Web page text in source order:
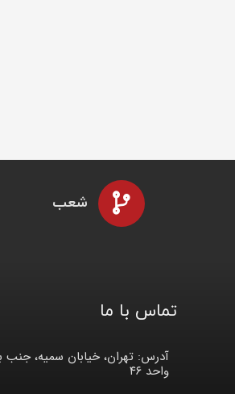
شعب
تماس با ما
آدرس: تهران، خیابان سمیه، جنب
واحد ۴۶